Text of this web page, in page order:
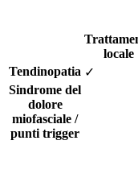
locale
Tendinopatia ✓
Sindrome del
dolore
miofasciale /
punti trigger